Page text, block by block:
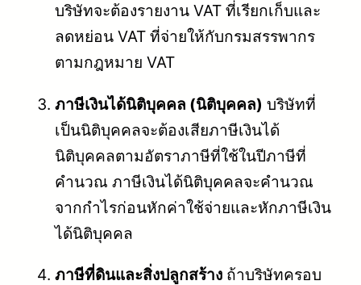
บริษัทจะต้องรายงาน VAT ที่เรียกเก็บและ
ลดหย่อน VAT ที่จ่ายให้กับกรมสรรพากร
ตามกฎหมาย VAT
ภาษีเงินได้นิติบุคคล (นิติบุคคล) บริษัทที่
เป็นนิติบุคคลจะต้องเสียภาษีเงินได้
นิติบุคคลตามอัตราภาษีที่ใช้ในปีภาษีที่
คำนวณ ภาษีเงินได้นิติบุคคลจะคำนวณ
จากกำไรก่อนหักค่าใช้จ่ายและหักภาษีเงิน
ได้นิติบุคคล
ภาษีที่ดินและสิ่งปลูกสร้าง ถ้าบริษัทครอบ